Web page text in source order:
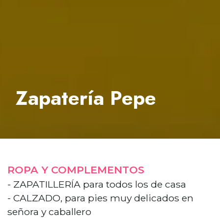
Zapatería Pepe
ROPA Y COMPLEMENTOS
- ZAPATILLERÍA para todos los de casa
- CALZADO, para pies muy delicados en
señora y caballero